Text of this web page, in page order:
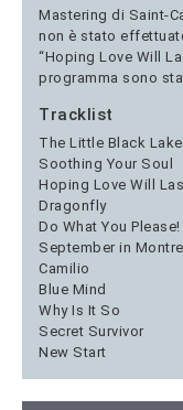
Mastering di Saint-
non è stato
“Hoping Love Will
programma sono
Tracklist
The Little Black Lake
Soothing Your Soul
Hoping Love Will
Dragonfly
Do What You Please!
September in
Camilio
Blue Mind
Why Is It So
Secret Survivor
New Start